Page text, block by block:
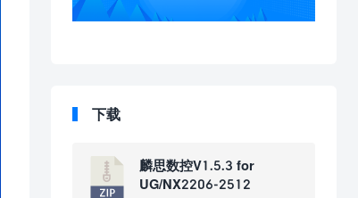
下载
麟思数控V1.5.3 for
UG/NX2206-2512